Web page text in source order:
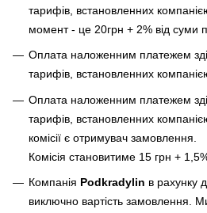
тарифів, встановленних
момент - це 20грн + 2% від суми
Оплата наложенним платежем
тарифів, встановленних
Оплата наложенним платежем
тарифів, встановленних
комісії є отримувач замовлення.
Комісія становитиме 15 грн +
Компанія Podkradylin в рахунку
виключно вартість замовлення.